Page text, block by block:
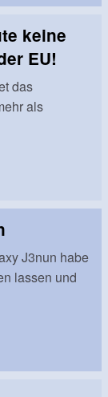
keine
EU!
das
als
J3nun habe
lassen und